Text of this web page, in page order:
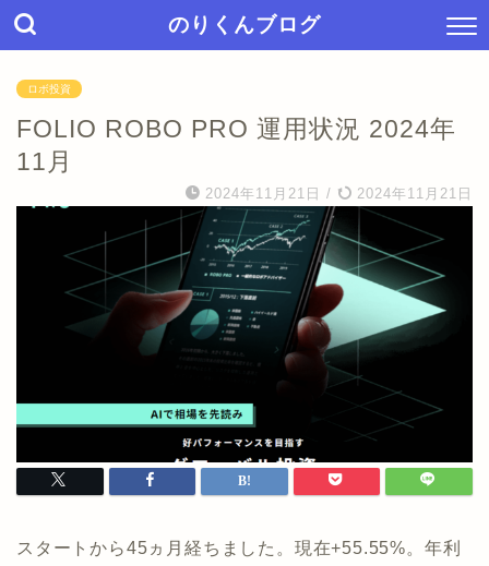
のりくんブログ
ロボ投資
FOLIO ROBO PRO 運用状況 2024年
11月
2024年11月21日 / 2024年11月21日
スタートから45ヵ月経ちました。現在+55.55%。年利